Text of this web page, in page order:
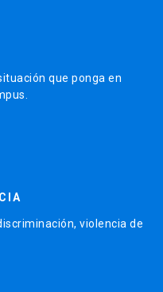
que ponga en
violencia de